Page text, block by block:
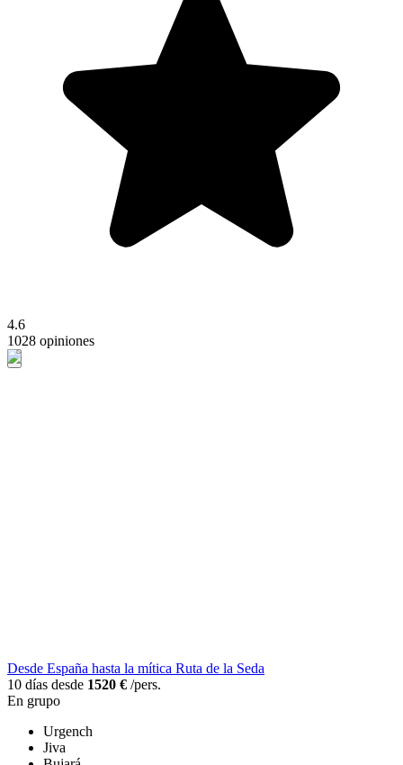
4.6
1028 opiniones
Desde España hasta la mítica Ruta de la Seda
10 días desde 1520 € /pers.
En grupo
Urgench
Jiva